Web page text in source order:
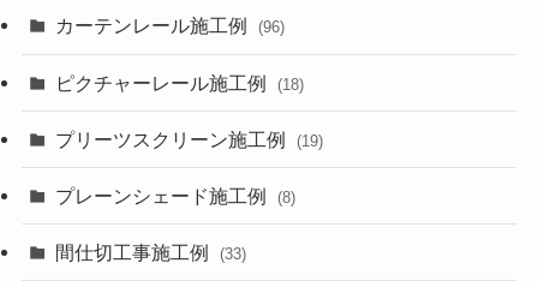
カーテンレール施工例 (96)
ピクチャーレール施工例 (18)
プリーツスクリーン施工例 (19)
プレーンシェード施工例 (8)
間仕切工事施工例 (33)